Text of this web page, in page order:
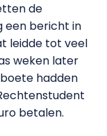
de
een bericht in
leidde tot veel
weken later
hadden
betalen.